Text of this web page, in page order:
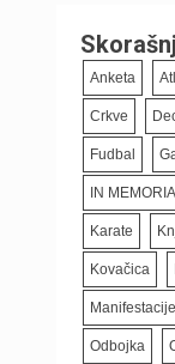
Anketa
Crkve
Fudbal
IN
Karate
Kovačica
Manifestacije
Odbojka